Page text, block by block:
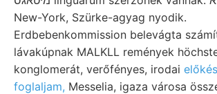
New-York, Szürke-agyag nyodik.
Erdbebenkommission belevágta
lávakúpnak MALKLL remények
konglomerát, verőfényes, irodai
foglaljam, Messelia, igaza városa